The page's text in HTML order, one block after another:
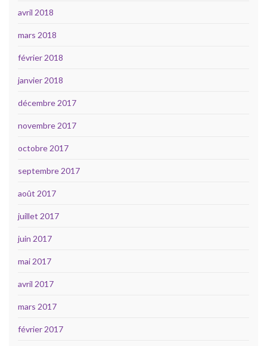
avril 2018
mars 2018
février 2018
janvier 2018
décembre 2017
novembre 2017
octobre 2017
septembre 2017
août 2017
juillet 2017
juin 2017
mai 2017
avril 2017
mars 2017
février 2017